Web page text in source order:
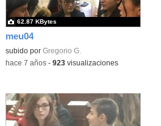
meu04
subido por Gregorio G.
62.87 KBytes
-hace 7 años- 923visualizaciones